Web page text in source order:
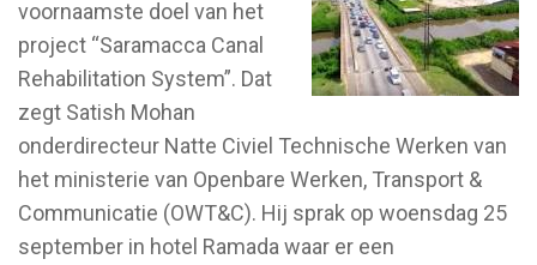
voornaamste doel van het
project “Saramacca Canal
Rehabilitation System”. Dat
zegt Satish Mohan
onderdirecteur Natte Civiel Technische Werken van
het ministerie van Openbare Werken, Transport &
Communicatie (OWT&C). Hij sprak op woensdag 25
september in hotel Ramada waar er een